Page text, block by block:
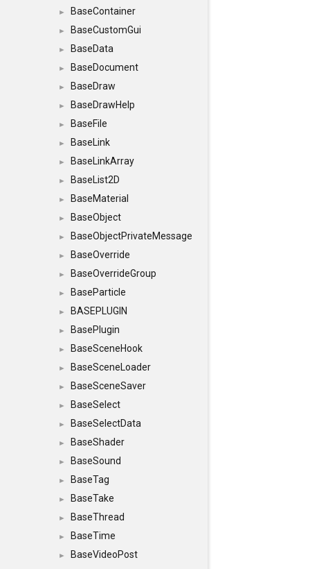
► BaseContainer
► BaseCustomGui
► BaseData
► BaseDocument
► BaseDraw
► BaseDrawHelp
► BaseFile
► BaseLink
► BaseLinkArray
► BaseList2D
► BaseMaterial
► BaseObject
► BaseObjectPrivateMessage
► BaseOverride
► BaseOverrideGroup
► BaseParticle
► BASEPLUGIN
► BasePlugin
► BaseSceneHook
► BaseSceneLoader
► BaseSceneSaver
► BaseSelect
► BaseSelectData
► BaseShader
► BaseSound
► BaseTag
► BaseTake
► BaseThread
► BaseTime
►
BaseVideoPost